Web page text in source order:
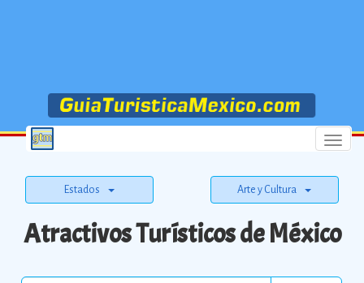
Menu
Estados Arte y Cultura
Atractivos Turísticos de México